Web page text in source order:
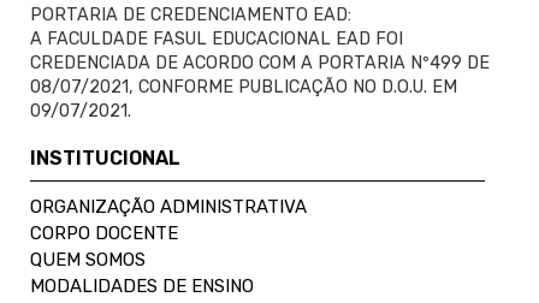
PORTARIA DE CREDENCIAMENTO EAD:
A FACULDADE FASUL EDUCACIONAL EAD FOI
CREDENCIADA DE ACORDO COM A PORTARIA Nº499 DE
08/07/2021, CONFORME PUBLICAÇÃO NO D.O.U. EM
09/07/2021.
INSTITUCIONAL
ORGANIZAÇÃO ADMINISTRATIVA
CORPO DOCENTE
QUEM SOMOS
MODALIDADES DE ENSINO